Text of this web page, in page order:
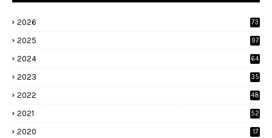
2026 73
2025 97
2024 64
2023
35
2022
48
2021 52
2020 17